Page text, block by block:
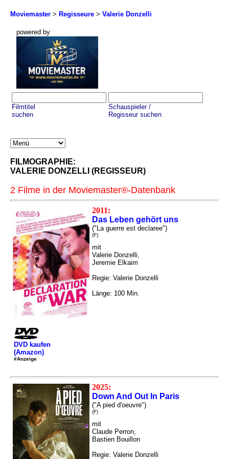
Moviemaster > Regisseure > Valerie Donzelli
powered by
Filmtitel
suchen
Schauspieler /
Regisseur suchen
FILMOGRAPHIE:
VALERIE DONZELLI (REGISSEUR)
2 Filme in der Moviemaster®-Datenbank
2011:
Das Leben gehört uns
("La guerre est declaree")
(F)
mit
Valerie Donzelli,
Jeremie Elkaim
Regie: Valerie Donzelli
Länge: 100 Min.
DVD kaufen
(Amazon)
#Anzeige
2025:
Down And Out In Paris
("A pied d'oeuvre")
(F)
mit
Claude Perron,
Bastien Bouillon
Regie: Valerie Donzelli